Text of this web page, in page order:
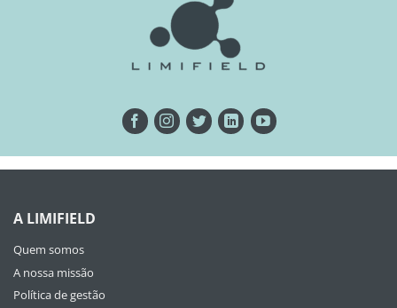
A LIMIFIELD
Quem somos
A nossa missão
Política de gestão